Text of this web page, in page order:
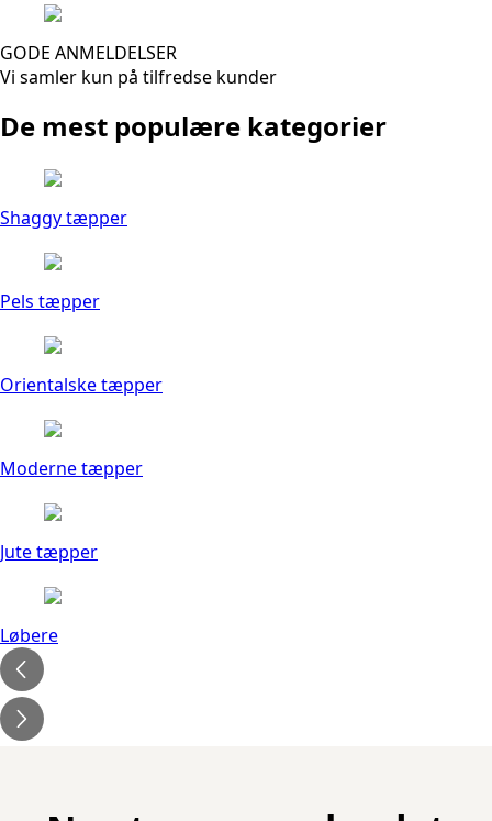
GODE ANMELDELSER
Vi samler kun på tilfredse kunder
De mest populære kategorier
Shaggy tæpper
Pels tæpper
Orientalske tæpper
Moderne tæpper
Jute tæpper
Løbere